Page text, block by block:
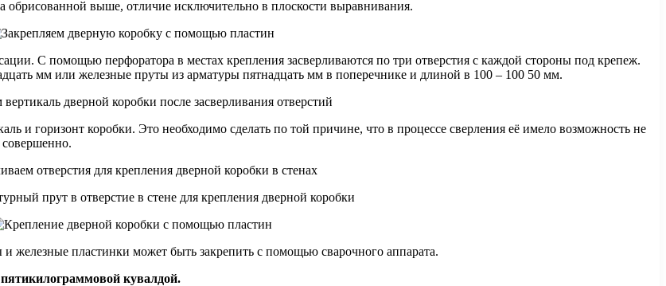
выше, отличие исключительно в плоскости выравнивания.
С помощью перфоратора в местах крепления засверливаются по три отверстия с каждой стороны под крепеж.
мм или железные пруты из арматуры пятнадцать мм в поперечнике и длиной в 100 – 100 50 мм.
и горизонт коробки. Это необходимо сделать по той причине, что в процессе сверления её имело возможность не
совершенно.
пластинки может быть закрепить с помощью сварочного аппарата.
кувалдой.